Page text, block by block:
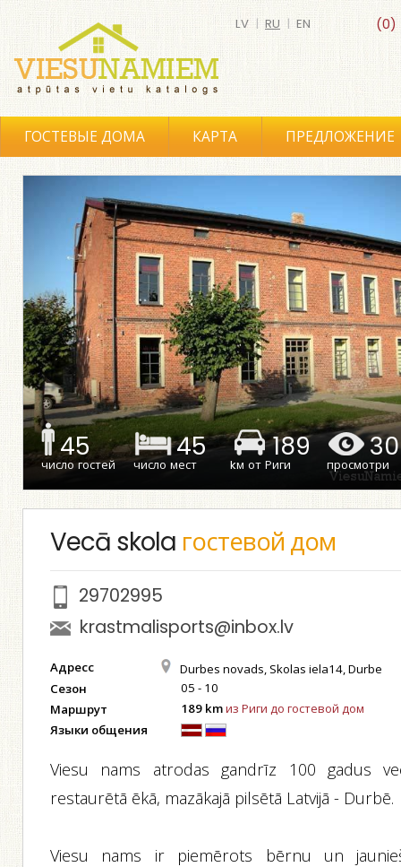
(0)
LV | RU | EN
ГОСТЕВЫЕ ДОМА КАРТА ПРЕДЛОЖЕНИЕ
45
число гостей
45
число мест
189
kм от Риги просмотри
Vecā skola гостевой дом
29702995
krastmalisports@inbox.lv
Адресс Durbes novads, Skolas iela14, Durbe
Сезон 05 - 10
Маршрут 189 kmиз Риги до гостевой дом
Языки общения
Viesu nams atrodas gandrīz 100 gadus
restaurētā ēkā, mazākajā pilsētā Latvijā - Durbē.
Viesu nams ir piemērots bērnu un